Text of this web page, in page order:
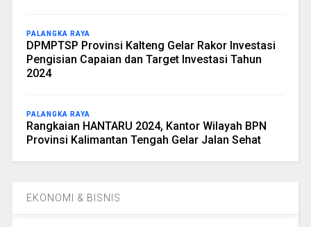
PALANGKA RAYA
DPMPTSP Provinsi Kalteng Gelar Rakor Investasi
Pengisian Capaian dan Target Investasi Tahun
2024
PALANGKA RAYA
Rangkaian HANTARU 2024, Kantor Wilayah BPN
Provinsi Kalimantan Tengah Gelar Jalan Sehat
EKONOMI & BISNIS